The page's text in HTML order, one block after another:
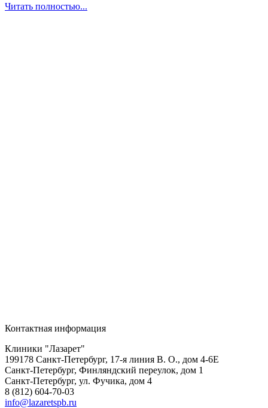
Читать полностью...
Контактная информация
Клиники "Лазарет"
199178 Санкт-Петербург, 17-я линия В. О., дом 4-6Е
Санкт-Петербург, Финляндский переулок, дом 1
Санкт-Петербург, ул. Фучика, дом 4
8 (812) 604-70-03
info@lazaretspb.ru